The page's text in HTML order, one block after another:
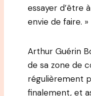
essayer d’être
envie de faire. »
Arthur Guérin
de sa zone de
régulièrement
finalement, et